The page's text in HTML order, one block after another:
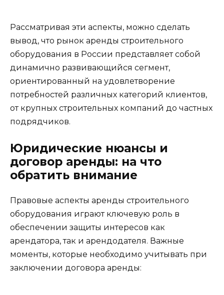
Рассматривая эти аспекты, можно сделать
вывод, что рынок аренды строительного
оборудования в России представляет собой
динамично развивающийся сегмент,
ориентированный на удовлетворение
потребностей различных категорий клиентов,
от крупных строительных компаний до частных
подрядчиков.
Юридические нюансы и
договор аренды: на что
обратить внимание
Правовые аспекты аренды строительного
оборудования играют ключевую роль в
обеспечении защиты интересов как
арендатора, так и арендодателя. Важные
моменты, которые необходимо учитывать при
заключении договора аренды: